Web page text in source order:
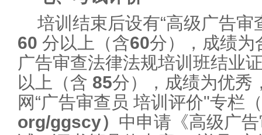
培训结束后设有“高级广告审
60 分以上（含60分），成绩为
广告审查法律法规培训班结业
以上（含 85分），成绩为优秀
网“广告审查员 培训评价"专栏
org/ggscy） 中申请《高级广